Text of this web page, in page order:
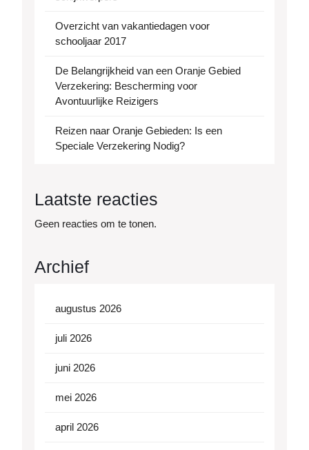
Overzicht van vakantiedagen voor
schooljaar 2017
De Belangrijkheid van een Oranje Gebied
Verzekering: Bescherming voor
Avontuurlijke Reizigers
Reizen naar Oranje Gebieden: Is een
Speciale Verzekering Nodig?
Laatste reacties
Geen reacties om te tonen.
Archief
augustus 2026
juli 2026
juni 2026
mei 2026
april 2026